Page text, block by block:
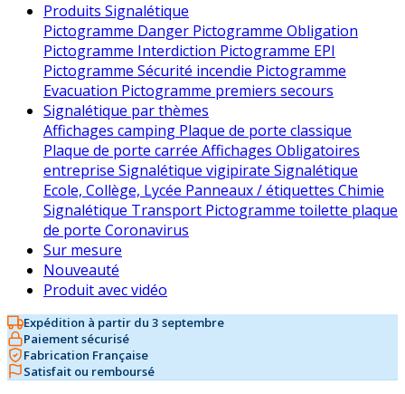
Produits Signalétique
Pictogramme Danger Pictogramme Obligation
Pictogramme Interdiction Pictogramme EPI
Pictogramme Sécurité incendie Pictogramme
Evacuation Pictogramme premiers secours
Signalétique par thèmes
Affichages camping Plaque de porte classique
Plaque de porte carrée Affichages Obligatoires
entreprise Signalétique vigipirate Signalétique
Ecole, Collège, Lycée Panneaux / étiquettes Chimie
Signalétique Transport Pictogramme toilette plaque
de porte Coronavirus
Sur mesure
Nouveauté
Produit avec vidéo
Expédition à partir du 3 septembre
Paiement sécurisé
Fabrication Française
Satisfait ou remboursé